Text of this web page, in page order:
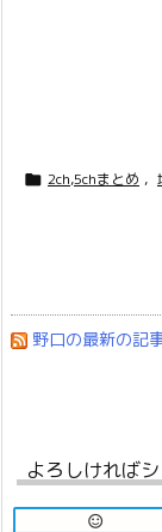
 2ch,5chまとめ ,
野口の最新の記
よろしければ
